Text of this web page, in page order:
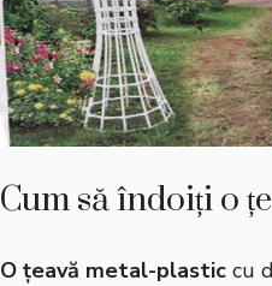
Cum să îndoiți o
O țeavă metal-plastic cu